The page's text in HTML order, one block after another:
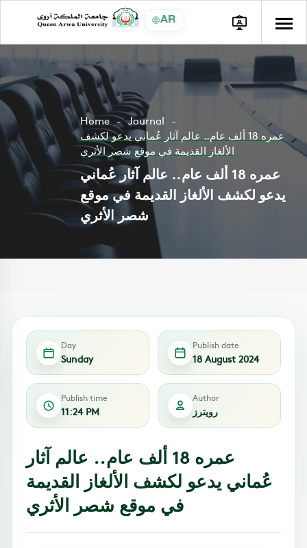
AR
Home
Journal
عمره 18 ألف عام.. عالم آثار عُماني يدعو لكشف
الألغاز القديمة في موقع شصر الأثري
عمره 18 ألف عام.. عالم آثار عُماني
يدعو لكشف الألغاز القديمة في موقع
شصر الأثري
Day
Sunday
Publish date
18 August 2024
Publish time
11:24 PM
Author
رويترز
عمره 18 ألف عام.. عالم آثار
عُماني يدعو لكشف الألغاز القديمة
في موقع شصر الأثري